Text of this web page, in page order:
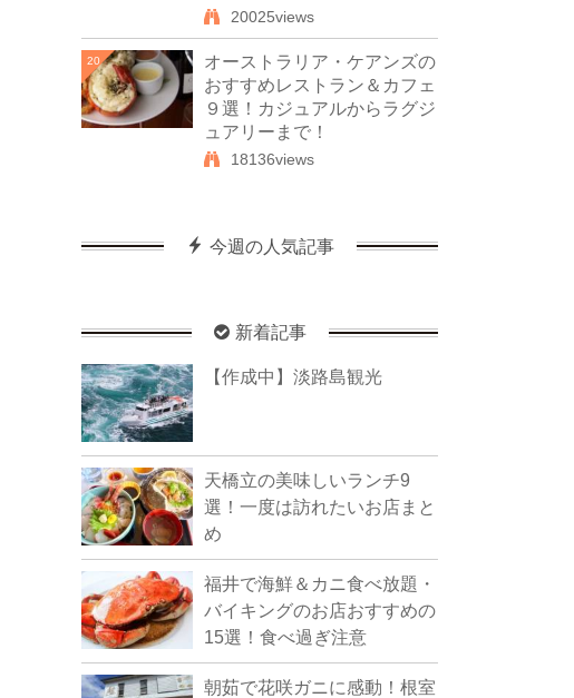
20025views
20
オーストラリア・ケアンズの
おすすめレストラン＆カフェ
９選！カジュアルからラグジ
ュアリーまで！
18136views
今週の人気記事
新着記事
【作成中】淡路島観光
天橋立の美味しいランチ9
選！一度は訪れたいお店まと
め
福井で海鮮＆カニ食べ放題・
バイキングのお店おすすめの
15選！食べ過ぎ注意
朝茹で花咲ガニに感動！根室